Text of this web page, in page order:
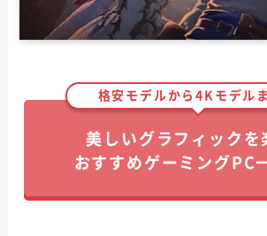
格安モデルから4Kモデル
美しいグラフィックを
おすすめゲーミングPC